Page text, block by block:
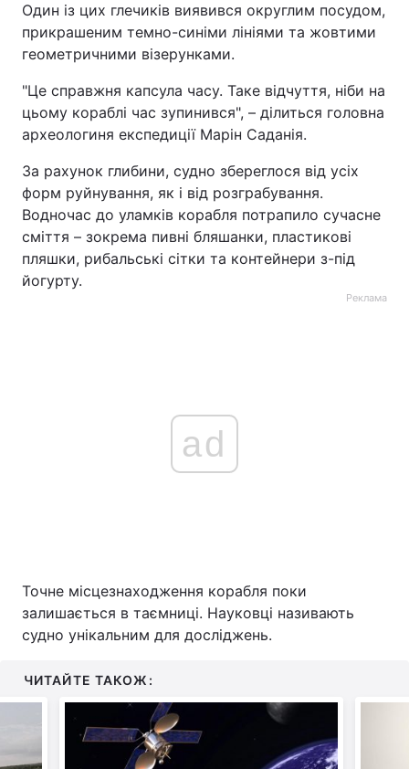
Один із цих глечиків виявився округлим посудом,
прикрашеним темно-синіми лініями та жовтими
геометричними візерунками.
"Це справжня капсула часу. Таке відчуття, ніби на
цьому кораблі час зупинився", – ділиться головна
археологиня експедиції Марін Саданія.
За рахунок глибини, судно збереглося від усіх
форм руйнування, як і від розграбування.
Водночас до уламків корабля потрапило сучасне
сміття – зокрема пивні бляшанки, пластикові
пляшки, рибальські сітки та контейнери з-під
йогурту.
Реклама
ad
Точне місцезнаходження корабля поки
залишається в таємниці. Науковці називають
судно унікальним для досліджень.
ЧИТАЙТЕ ТАКОЖ: